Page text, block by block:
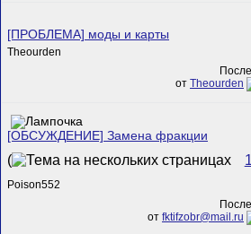
[ПРОБЛЕМА] моды и карты
Theourden
от Theourden
[ОБСУЖДЕНИЕ] Замена фракции
( 1
Poison552
от fktifzobr@mail.ru